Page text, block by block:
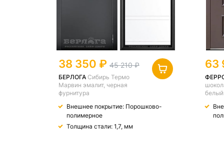
38 350 45 210
БЕРЛОГА Сибирь Термо
Марвин эмалит, черная
фурнитура
Внешнее покрытие: Порошково-
полимерное
Толщина стали: 1,7, мм
63
белый